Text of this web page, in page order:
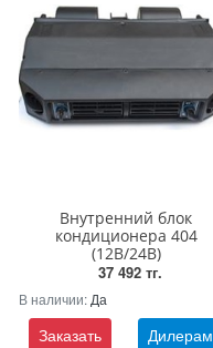
Внутренний блок
кондиционера 404
(12В/24В)
37 492 тг.
В наличии: Да
Заказать Дилерам